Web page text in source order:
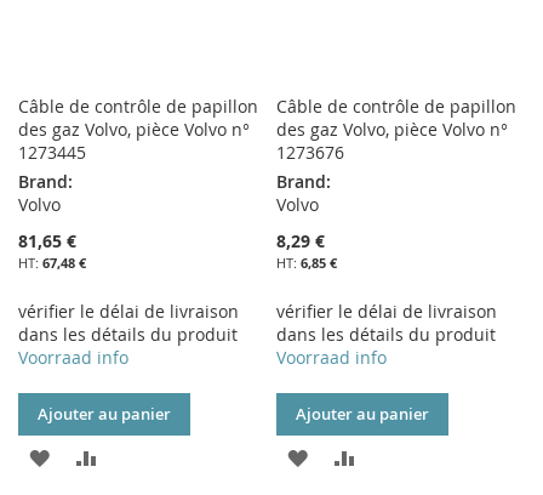
Câble de contrôle de papillon
des gaz Volvo, pièce Volvo n°
1273445
Brand:
Volvo
81,65 €
67,48 €
vérifier le délai de livraison
dans les détails du produit
Voorraad info
Ajouter au panier
AJOUTER
Câble de contrôle de papillon
des gaz Volvo, pièce Volvo n°
1273676
Brand:
Volvo
8,29 €
6,85 €
vérifier le délai de livraison
dans les détails du produit
Voorraad info
Ajouter au panier
AJOUTER